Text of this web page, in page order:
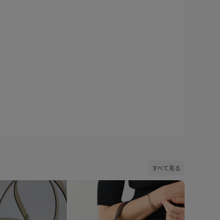
すべて見る